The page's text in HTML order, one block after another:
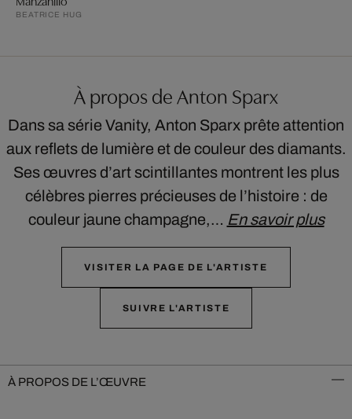
BEATRICE HUG
À propos de Anton Sparx
Dans sa série Vanity, Anton Sparx prête attention
aux reflets de lumière et de couleur des diamants.
Ses œuvres d’art scintillantes montrent les plus
célèbres pierres précieuses de l’histoire : de
couleur jaune champagne,… En savoir plus
VISITER LA PAGE DE L'ARTISTE
SUIVRE L'ARTISTE
À PROPOS DE L’ŒUVRE